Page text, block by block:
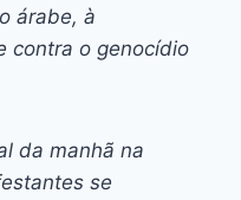
árabe, à
contra o genocídio
da manhã na
se